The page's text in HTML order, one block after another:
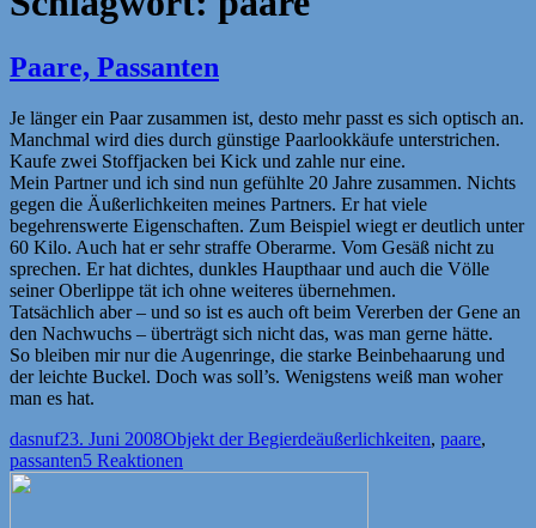
Paare, Passanten
Je länger ein Paar zusammen ist, desto mehr passt es sich optisch an.
Manchmal wird dies durch günstige Paarlookkäufe unterstrichen.
Kaufe zwei Stoffjacken bei Kick und zahle nur eine.
Mein Partner und ich sind nun gefühlte 20 Jahre zusammen. Nichts
gegen die Äußerlichkeiten meines Partners. Er hat viele
begehrenswerte Eigenschaften. Zum Beispiel wiegt er deutlich unter
60 Kilo. Auch hat er sehr straffe Oberarme. Vom Gesäß nicht zu
sprechen. Er hat dichtes, dunkles Haupthaar und auch die Völle
seiner Oberlippe tät ich ohne weiteres übernehmen.
Tatsächlich aber – und so ist es auch oft beim Vererben der Gene an
den Nachwuchs – überträgt sich nicht das, was man gerne hätte.
So bleiben mir nur die Augenringe, die starke Beinbehaarung und
der leichte Buckel. Doch was soll’s. Wenigstens weiß man woher
man es hat.
Autor
dasnufVeröffentlicht
am
23. Juni 2008Kategorien
Objekt der BegierdeSchlagwörter
äußerlichkeiten, paare,
passanten5 Reaktionen